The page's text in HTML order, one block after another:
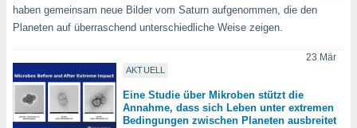
nicht
von
und
auf
haben gemeinsam neue Bilder vom Saturn aufgenommen, die den
Planeten auf überraschend unterschiedliche Weise zeigen.
AKTUELL
23 Mär
Eine Studie über Mikroben stützt die
Annahme, dass sich Leben unter extremen
Bedingungen zwischen Planeten ausbreitet